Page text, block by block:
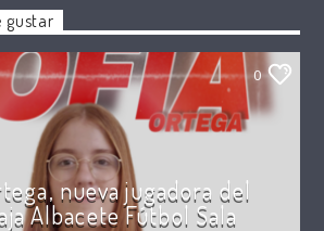
gustar
0
nueva jugadora del
Albacete Fútbol Sala